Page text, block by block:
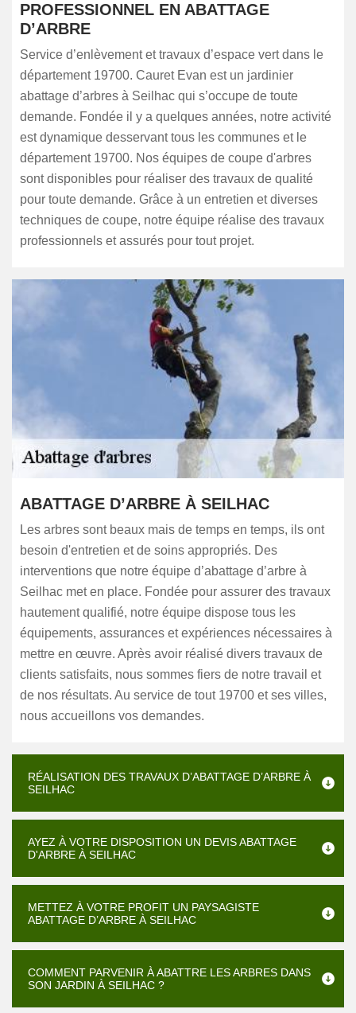
PROFESSIONNEL EN ABATTAGE
D’ARBRE
Service d’enlèvement et travaux d’espace vert dans le
département 19700. Cauret Evan est un jardinier
abattage d’arbres à Seilhac qui s’occupe de toute
demande. Fondée il y a quelques années, notre activité
est dynamique desservant tous les communes et le
département 19700. Nos équipes de coupe d'arbres
sont disponibles pour réaliser des travaux de qualité
pour toute demande. Grâce à un entretien et diverses
techniques de coupe, notre équipe réalise des travaux
professionnels et assurés pour tout projet.
ABATTAGE D’ARBRE À SEILHAC
Les arbres sont beaux mais de temps en temps, ils ont
besoin d'entretien et de soins appropriés. Des
interventions que notre équipe d’abattage d’arbre à
Seilhac met en place. Fondée pour assurer des travaux
hautement qualifié, notre équipe dispose tous les
équipements, assurances et expériences nécessaires à
mettre en œuvre. Après avoir réalisé divers travaux de
clients satisfaits, nous sommes fiers de notre travail et
de nos résultats. Au service de tout 19700 et ses villes,
nous accueillons vos demandes.
RÉALISATION DES TRAVAUX D’ABATTAGE D’ARBRE À
SEILHAC
AYEZ À VOTRE DISPOSITION UN DEVIS ABATTAGE
D'ARBRE À SEILHAC
METTEZ À VOTRE PROFIT UN PAYSAGISTE
ABATTAGE D’ARBRE À SEILHAC
COMMENT PARVENIR À ABATTRE LES ARBRES DANS
SON JARDIN À SEILHAC ?